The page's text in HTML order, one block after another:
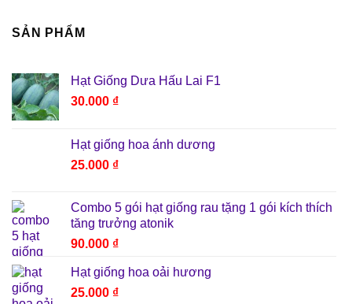
SẢN PHẨM
Hạt Giống Dưa Hấu Lai F1
30.000 ₫
Hạt giống hoa ánh dương
25.000 ₫
Combo 5 gói hạt giống rau tặng 1 gói kích thích
tăng trưởng atonik
90.000 ₫
Hạt giống hoa oải hương
25.000 ₫